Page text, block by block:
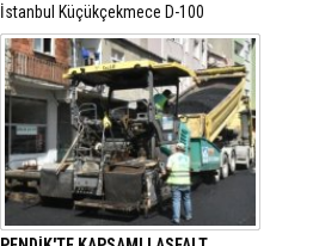
​İstanbul Küçükçekmece D-100
Karayolu Edirne istikametinde
sürücüsünün kimliği henüz tespit
edilemeyen 34 BLN 100 plakalı
otomobil, önünde seyreden bir İETT
otobüsüne arkadan hızla çarptı.